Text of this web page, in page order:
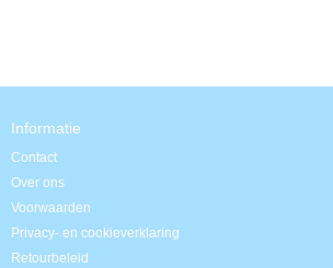
Informatie
Contact
Over ons
Voorwaarden
Privacy- en cookieverklaring
Retourbeleid